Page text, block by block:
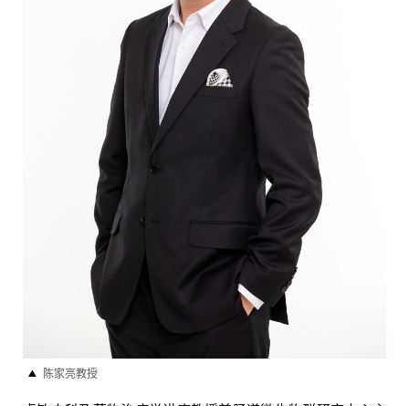
陈家亮教授